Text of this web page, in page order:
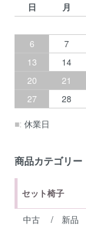
日
月
6
7
13
14
20
21
27
28
■: 休業日
商品カテゴリー
セット椅子
中古 / 新品